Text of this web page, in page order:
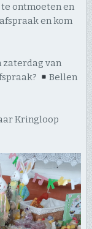
ontmoeten en
en kom
zaterdag van
Bellen
Kringloop